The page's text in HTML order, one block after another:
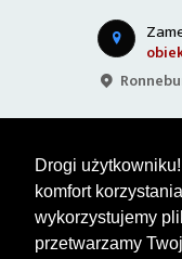
Drogi
komfort
wykorzystujemy
przetwarzamy
Zamek
obiekt
Ronneburger Hof
Warto zobaczyć
Bary
Targi Giełdy